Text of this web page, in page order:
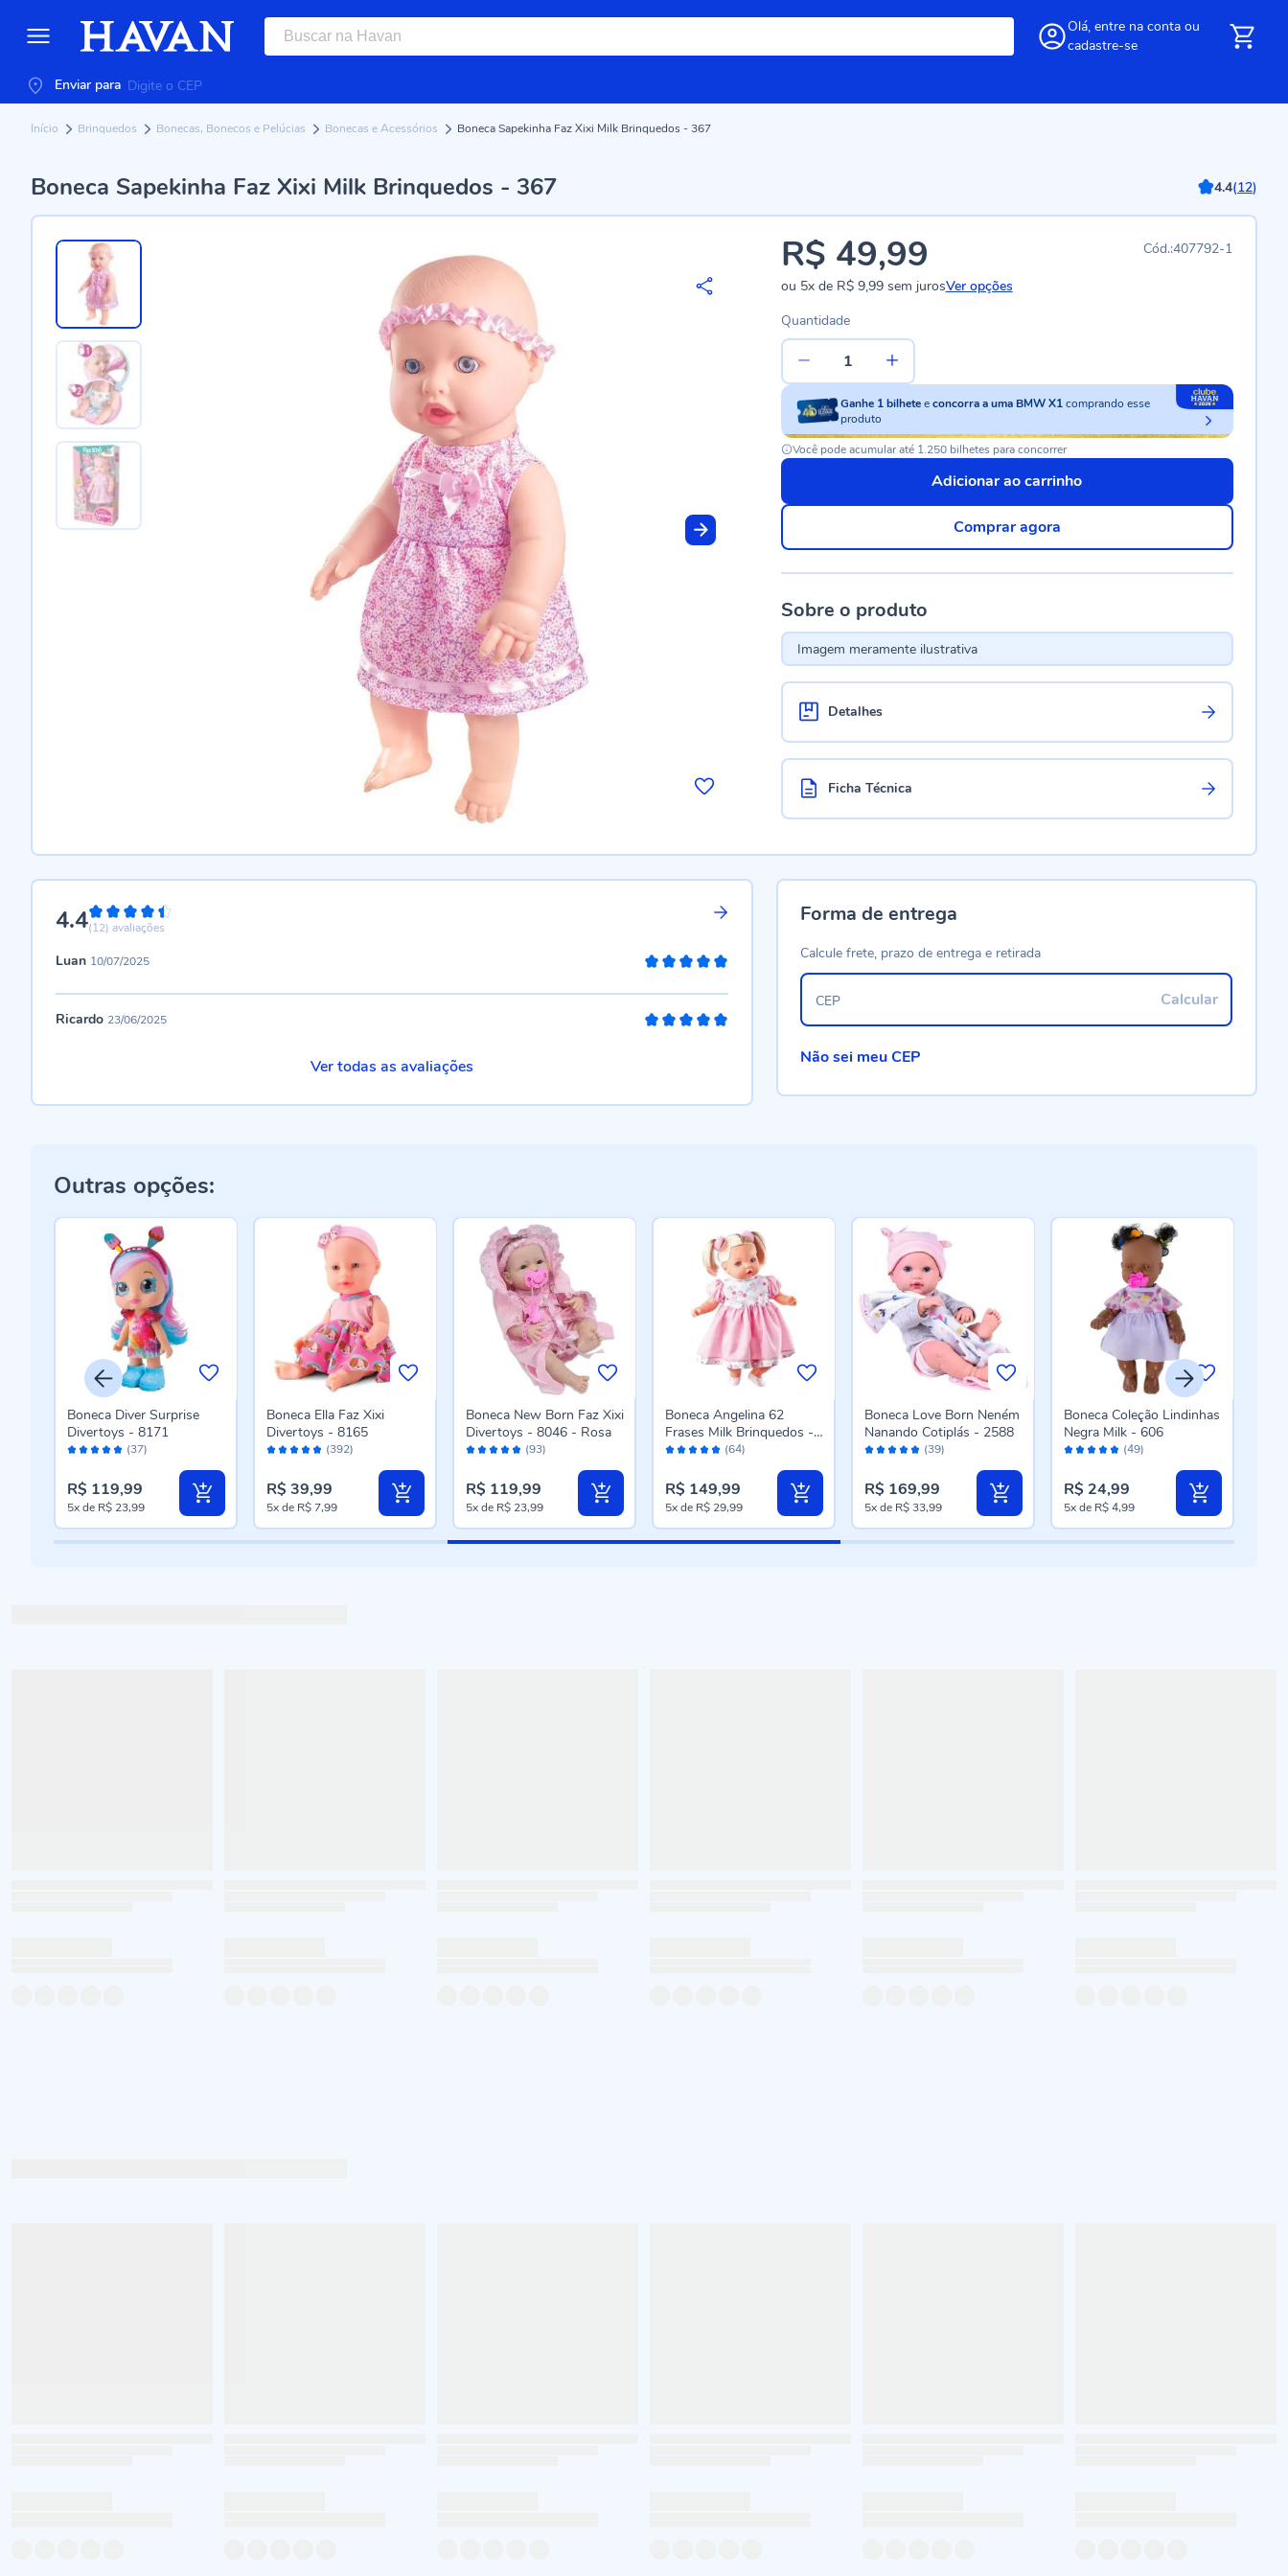
Olá, entre na conta ou
cadastre-se
Enviar para
Início Brinquedos Bonecas, Bonecos e Pelúcias Bonecas e Acessórios Boneca Sapekinha Faz Xixi Milk Brinquedos - 367
Boneca Sapekinha Faz Xixi Milk Brinquedos - 367 4.4(12)
407792-1
R$ 49,99
ou 5xde R$ 9,99sem jurosVer opções
Quantidade
Ganhe 1 bilhete econcorra a uma BMW X1comprando esse
produto
Você pode acumular até 1.250 bilhetes para concorrer
Adicionar ao carrinho
Comprar agora
Sobre o produto
Imagem meramente ilustrativa
Detalhes
Ficha Técnica
4.488%
(12) avaliações
Luan 10/07/2025
Ricardo 23/06/2025
Ver todas as avaliações
Forma de entrega
Calcule frete, prazo de entrega e retirada
Calcular
CEP
Não sei meu CEP
Outras opções:
Avaliação: (37)
Boneca Diver Surprise
Divertoys - 8171
R$ 119,99
5xde R$ 23,99
Avaliação: (392)
Boneca Ella Faz Xixi
Divertoys - 8165
R$ 39,99
5xde R$ 7,99
Avaliação: (93)
Boneca New Born Faz Xixi
Divertoys - 8046 - Rosa
R$ 119,99
5xde R$ 23,99
Avaliação: (64)
Boneca Angelina 62
Frases Milk Brinquedos -
211
R$ 149,99
5xde R$ 29,99
Avaliação: (39)
Boneca Love Born Neném
Nanando Cotiplás - 2588
R$ 169,99
5xde R$ 33,99
Avaliação: (49)
Boneca Coleção Lindinhas
Negra Milk - 606
R$ 24,99
5xde R$ 4,99